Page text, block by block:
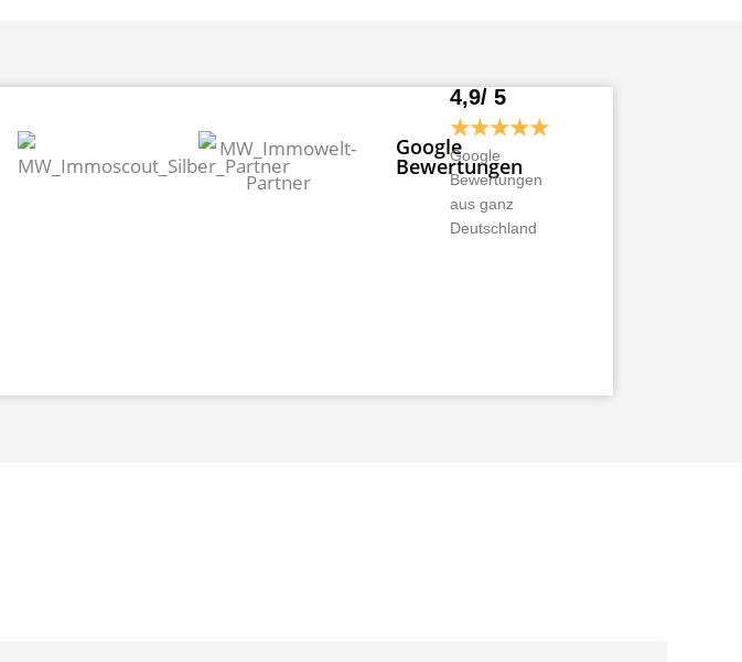
Google
Bewertungen
4,9/ 5
★★★★★
Google
Bewertungen
aus ganz
Deutschland